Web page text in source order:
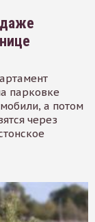
парковке
а потом
через